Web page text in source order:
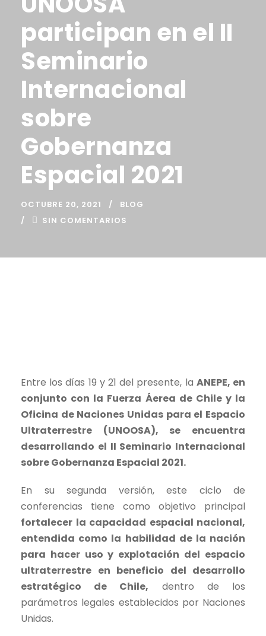
participan en el II
Seminario
Internacional
sobre
Gobernanza
Espacial 2021
OCTUBRE 20, 2021
BLOG
SIN COMENTARIOS
Entre los días 19 y 21 del presente, la ANEPE, en
conjunto con la Fuerza Áerea de Chile y la
Oficina de Naciones Unidas para el Espacio
Ultraterrestre (UNOOSA), se encuentra
desarrollando el II Seminario Internacional
sobre Gobernanza Espacial 2021.
En su segunda versión, este ciclo de
conferencias tiene como objetivo principal
fortalecer la capacidad espacial nacional,
entendida como la habilidad de la nación
para hacer uso y explotación del espacio
ultraterrestre en beneficio del desarrollo
estratégico de Chile, dentro de los
parámetros legales establecidos por Naciones
Unidas.